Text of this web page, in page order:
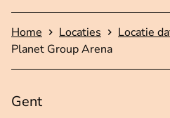
Startpagina
Home Locaties
Locatie
Planet Group Arena
Gent